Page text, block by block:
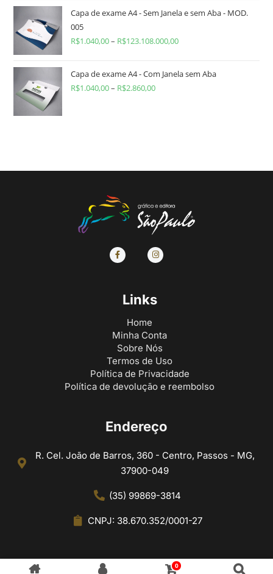
Capa de exame A4 - Sem Janela e sem Aba - MOD.
005
R$1.040,00– R$123.108.000,00
Capa de exame A4 - Com Janela sem Aba
R$1.040,00– R$2.860,00
Links
Home
Minha Conta
Sobre Nós
Termos de Uso
Política de Privacidade
Política de devolução e reembolso
Endereço
R. Cel. João de Barros, 360 - Centro, Passos - MG,
37900-049
(35) 99869-3814
CNPJ: 38.670.352/0001-27
0